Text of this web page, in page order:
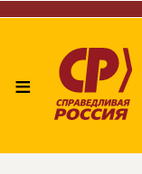
≡